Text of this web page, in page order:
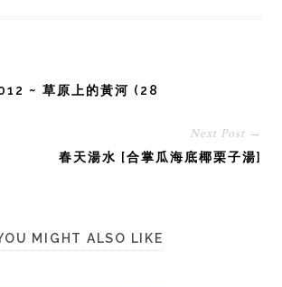
~ 草原上的黃河 (28
Next Post →
春天湯水 [合掌瓜海底椰栗子湯]
MIGHT ALSO LIKE